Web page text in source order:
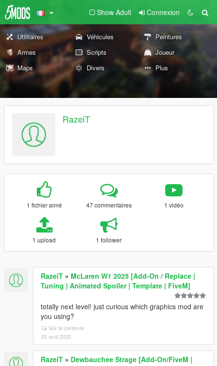
Show Adult Connexion
Utilitaires Véhicules
Peintures
Armes
Scripts
Joueur
Maps
Divers Plus
RazeiT
1 fichier aimé 47 commentaires 1 vidéo
1 upload 1 follower
RazeiT » McLaren W1 2025 [Add-On / Replace |
Tuning | Animated Spoiler | Template | FiveM]
totally next level! just curious which graphics mod are
you using?
Voir le contexte
25 avril 2025
RazeiT » Dewbauchee Strage [Add-On/FiveM |